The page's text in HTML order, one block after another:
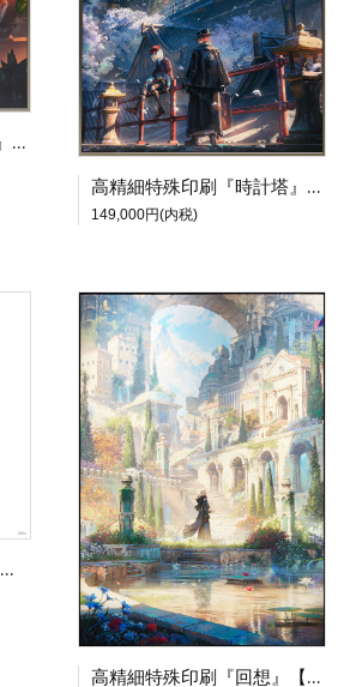
高精細特殊印刷『雨の日』【尾崎伊万里個展 灯映】
高精細特殊印刷『時計塔』【尾崎伊万里個展 灯映】
149,000円(内税)
高精細特殊印刷『culture』【尾崎伊万里個展 灯映】
高精細特殊印刷『回想』【尾崎伊万里個展 灯映】